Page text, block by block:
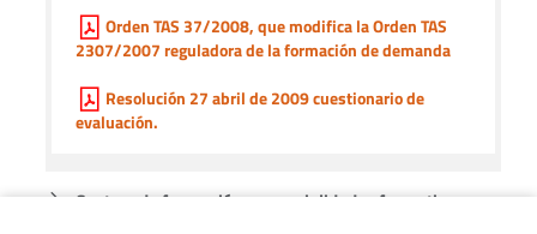
Orden TAS 37/2008, que modifica la Orden TAS
2307/2007 reguladora de la formación de demanda
Resolución 27 abril de 2009 cuestionario de
evaluación.
Centros de formación y especialidades formativas